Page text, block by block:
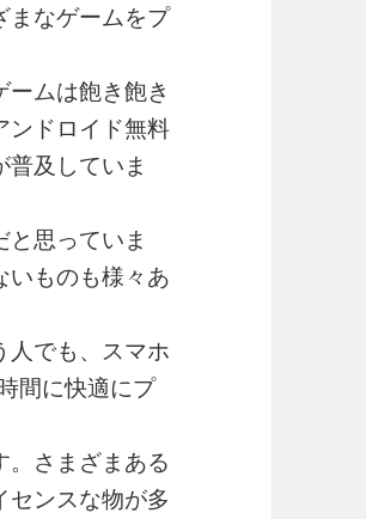
まなゲームをプ
ムは飽き飽き
ンドロイド無料
及していま
思っていま
いものも様々あ
人でも、スマホ
間に快適にプ
さまざまある
センスな物が多